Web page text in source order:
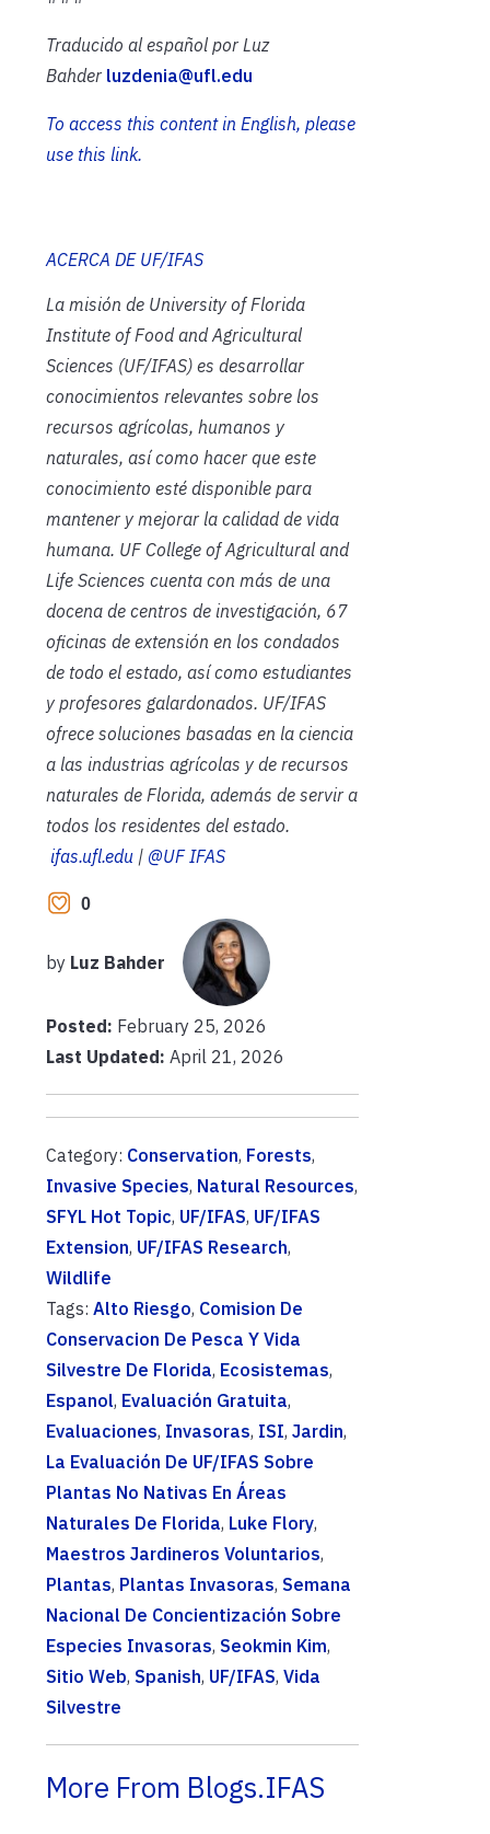
Traducido al español por Luz
Bahder luzdenia@ufl.edu
To access this content in English, please
use this link.
ACERCA DE UF/IFAS
La misión de University of Florida
Institute of Food and Agricultural
Sciences (UF/IFAS) es desarrollar
conocimientos relevantes sobre los
recursos agrícolas, humanos y
naturales, así como hacer que este
conocimiento esté disponible para
mantener y mejorar la calidad de vida
humana. UF College of Agricultural and
Life Sciences cuenta con más de una
docena de centros de investigación, 67
oficinas de extensión en los condados
de todo el estado, así como estudiantes
y profesores galardonados. UF/IFAS
ofrece soluciones basadas en la ciencia
a las industrias agrícolas y de recursos
naturales de Florida, además de servir a
todos los residentes del estado.
ifas.ufl.edu | @UF IFAS
0
by Luz Bahder
Posted: February 25, 2026
Last Updated: April 21, 2026
Category: Conservation, Forests,
Invasive Species, Natural Resources,
SFYL Hot Topic, UF/IFAS, UF/IFAS
Extension, UF/IFAS Research,
Wildlife
Tags: Alto Riesgo, Comision De
Conservacion De Pesca Y Vida
Silvestre De Florida, Ecosistemas,
Espanol, Evaluación Gratuita,
Evaluaciones, Invasoras, ISI, Jardin,
La Evaluación De UF/IFAS Sobre
Plantas No Nativas En Áreas
Naturales De Florida, Luke Flory,
Maestros Jardineros Voluntarios,
Plantas, Plantas Invasoras, Semana
Nacional De Concientización Sobre
Especies Invasoras, Seokmin Kim,
Sitio Web, Spanish, UF/IFAS, Vida
Silvestre
More From Blogs.IFAS